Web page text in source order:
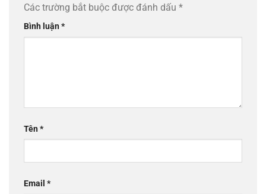
Các trường bắt buộc được đánh dấu *
Bình luận*
Tên*
Email *